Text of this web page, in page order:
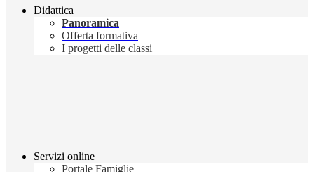
Didattica
Panoramica
Offerta formativa
I progetti delle classi
Servizi online
Portale Famiglie